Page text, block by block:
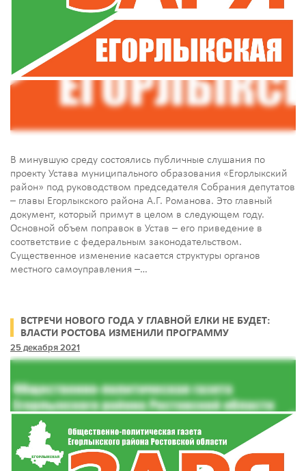
В минувшую среду состоялись публичные слушания по
проекту Устава муниципального образования «Егорлыкский
район» под руководством председателя Собрания депутатов
– главы Егорлыкского района А.Г. Романова. Это главный
документ, который примут в целом в следующем году.
Основной объем поправок в Устав – его приведение в
соответствие с федеральным законодательством.
Существенное изменение касается структуры органов
местного самоуправления –…
ВСТРЕЧИ НОВОГО ГОДА У ГЛАВНОЙ ЕЛКИ НЕ БУДЕТ:
ВЛАСТИ РОСТОВА ИЗМЕНИЛИ ПРОГРАММУ
25 декабря 2021